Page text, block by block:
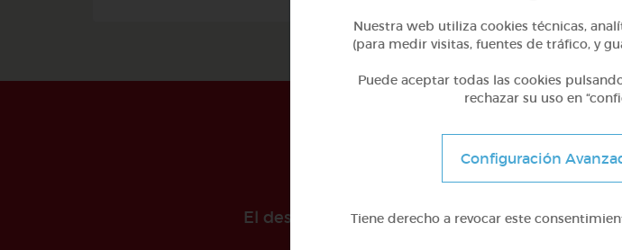
El desarollo de este proyecto ha sido posible
Nuestra web utiliza cookies técnicas,
(para medir visitas, fuentes de tráfico, y
Puede aceptar todas las cookies
rechazar su uso en
Configuración
Tiene derecho a revocar este